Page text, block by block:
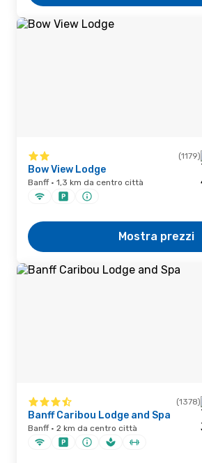
(1179)
Bow View Lodge
Banff · 1,3 km da centro città
Mostra prezzi
(1378)
Banff Caribou Lodge and Spa
Banff · 2 km da centro città